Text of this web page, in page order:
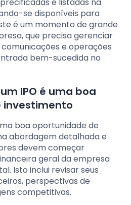
se disponíveis para
é um momento de grande
que precisa gerenciar
e operações
bem-sucedida no
IPO é uma boa
investimento
boa oportunidade de
abordagem detalhada e
devem começar
geral da empresa
Isto inclui revisar seus
perspectivas de
competitivas.